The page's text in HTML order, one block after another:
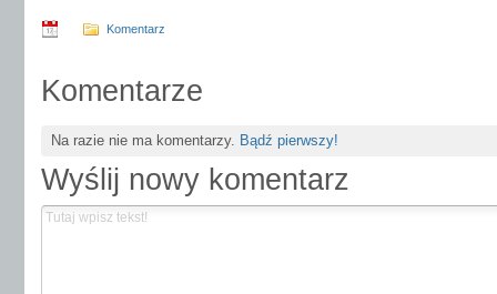
Komentarz
Komentarze
Na razie nie ma komentarzy. Bądź pierwszy!
Wyślij nowy komentarz